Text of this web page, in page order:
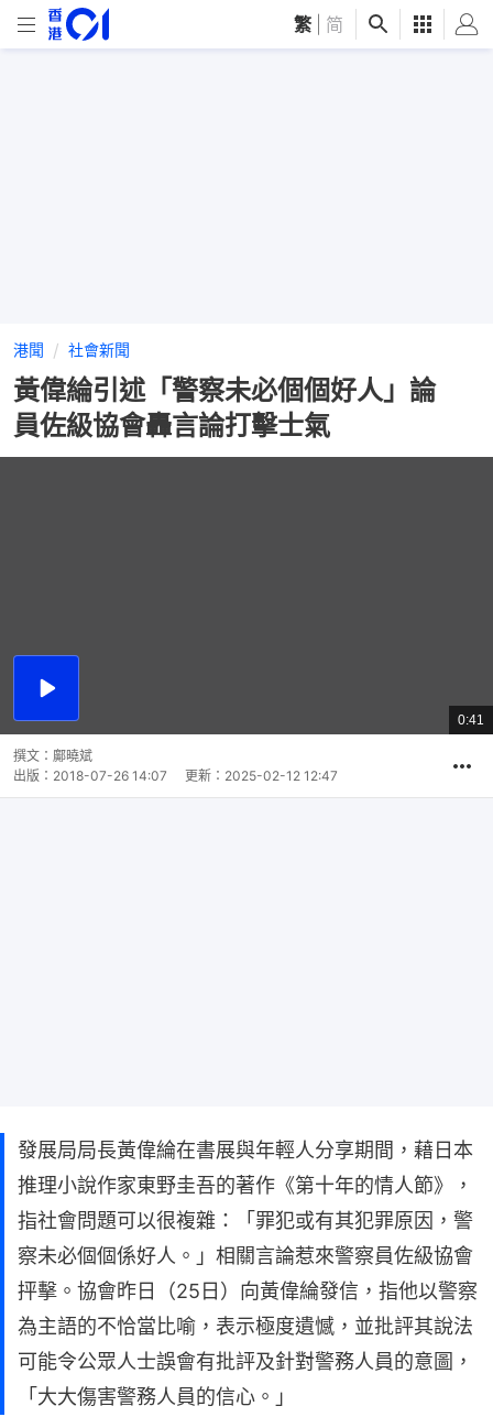
繁 简
港聞 社會新聞
黃偉綸引述「警察未必個個好人」論
員佐級協會轟言論打擊士氣
播
總
共
0:41
撰文： 鄺曉斌
出版： 2018-07-26 14:07 更新： 2025-02-12 12:47
發展局局長黃偉綸在書展與年輕人分享期間，藉日本
推理小說作家東野圭吾的著作《第十年的情人節》，
指社會問題可以很複雜：「罪犯或有其犯罪原因，警
察未必個個係好人。」相關言論惹來警察員佐級協會
抨擊。協會昨日（25日）向黃偉綸發信，指他以警察
為主語的不恰當比喻，表示極度遺憾，並批評其說法
可能令公眾人士誤會有批評及針對警務人員的意圖，
「大大傷害警務人員的信心。」